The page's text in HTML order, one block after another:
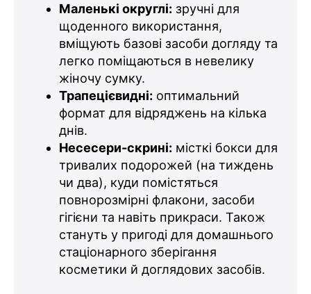
Маленькі округлі: зручні для
щоденного використання,
вміщують базові засоби догляду та
легко поміщаються в невелику
жіночу сумку.
Трапецієвидні: оптимальний
формат для відряджень на кілька
днів.
Несесери-скрині: місткі бокси для
тривалих подорожей (на тиждень
чи два), куди помістяться
повнорозмірні флакони, засоби
гігієни та навіть прикраси. Також
стануть у пригоді для домашнього
стаціонарного зберігання
косметики й доглядових засобів.